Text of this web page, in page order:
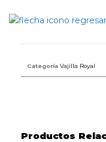
Categoría Vajilla Royal
Productos